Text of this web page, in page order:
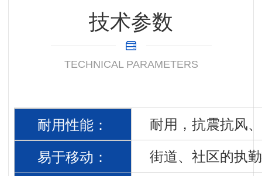
技术参数
TECHNICAL PARAMETERS
耐用性能： 耐用，抗震抗风
易于移动： 街道、社区的执